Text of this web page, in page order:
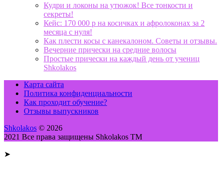
Кудри и локоны на утюжок! Все тонкости и
секреты!
Кейс: 170 000 р на косичках и афролоконах за 2
месяца с нуля!
Как плести косы с канекалоном. Советы и отзывы.
Вечерние прически на средние волосы
Простые прически на каждый день от учениц
Shkolakos
Карта сайта
Политика конфиденциальности
Как проходит обучение?
Отзывы выпускников
Shkolakos © 2026
2021 Все права защищены Shkolakos TM
➤